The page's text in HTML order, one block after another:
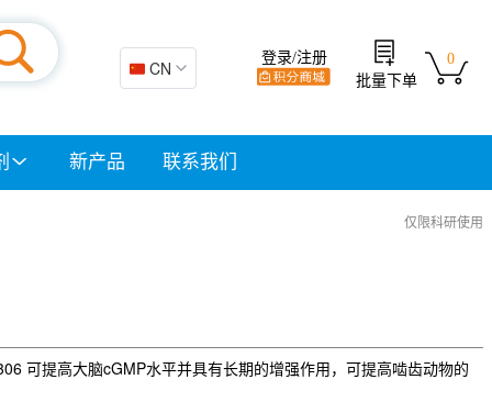
🇨🇳 CN
0
批量下单
登录/注册
新产品 联系我们
仅限科研使用
可提高大脑cGMP水平并具有长期的增强作用，可提高啮齿动物的